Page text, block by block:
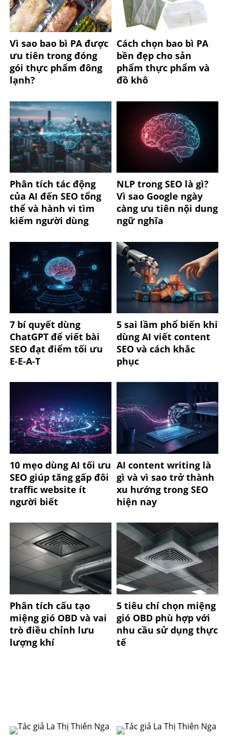
Vì sao bao bì PA được
ưu tiên trong đóng
gói thực phẩm đông
lạnh?
Cách chọn bao bì PA
bền đẹp cho sản
phẩm thực phẩm và
đồ khô
Phân tích tác động
của AI đến SEO tổng
thể và hành vi tìm
kiếm người dùng
NLP trong SEO là gì?
Vì sao Google ngày
càng ưu tiên nội dung
ngữ nghĩa
7 bí quyết dùng
ChatGPT để viết bài
SEO đạt điểm tối ưu
E-E-A-T
5 sai lầm phổ biến khi
dùng AI viết content
SEO và cách khắc
phục
10 mẹo dùng AI tối ưu
SEO giúp tăng gấp đôi
traffic website ít
người biết
AI content writing là
gì và vì sao trở thành
xu hướng trong SEO
hiện nay
Phân tích cấu tạo
miệng gió OBD và vai
trò điều chỉnh lưu
lượng khí
5 tiêu chí chọn miệng
gió OBD phù hợp với
nhu cầu sử dụng thực
tế